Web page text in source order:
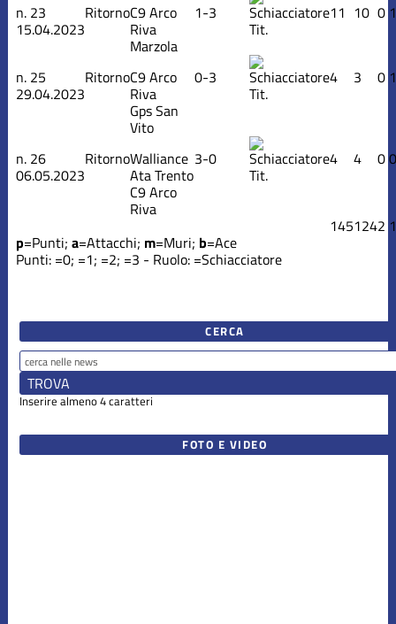
n. 23
15.04.2023
RitornoC9 Arco
Riva
Marzola
1-3
Tit.
11 10 0 1
n. 25
29.04.2023
RitornoC9 Arco
Riva
Gps San
Vito
0-3
Tit.
4 3 0 1
n. 26
06.05.2023
RitornoWalliance
Ata Trento
C9 Arco
Riva
3-0
Tit.
4 4 00
1451242
p=Punti; a=Attacchi; m=Muri; b=Ace
Punti: =0; =1; =2; =3 - Ruolo: =Schiacciatore
CERCA
Inserire almeno 4 caratteri
FOTO E VIDEO